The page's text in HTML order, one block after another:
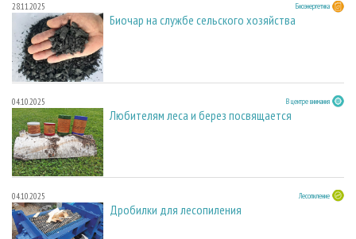
28.11.2025 Биоэнергетика
Биочар на службе сельского хозяйства
04.10.2025 В центре внимания
Любителям леса и берез посвящается
04.10.2025 Лесопиление
Дробилки для лесопиления